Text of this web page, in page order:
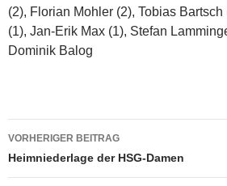
(2), Florian Mohler (2), Tobias
(1), Jan-Erik Max (1), Stefan
Dominik Balog
Beitragsnavigation
VORHERIGER BEITRAG
Heimniederlage der HSG-Damen